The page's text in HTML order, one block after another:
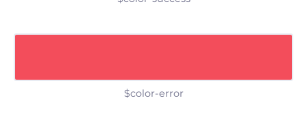
$color-error